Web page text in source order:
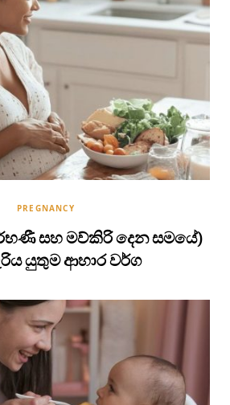
PREGNANCY
සහ මව්කිරි දෙන සමයේ)
යුතුම ආහාර වර්ග